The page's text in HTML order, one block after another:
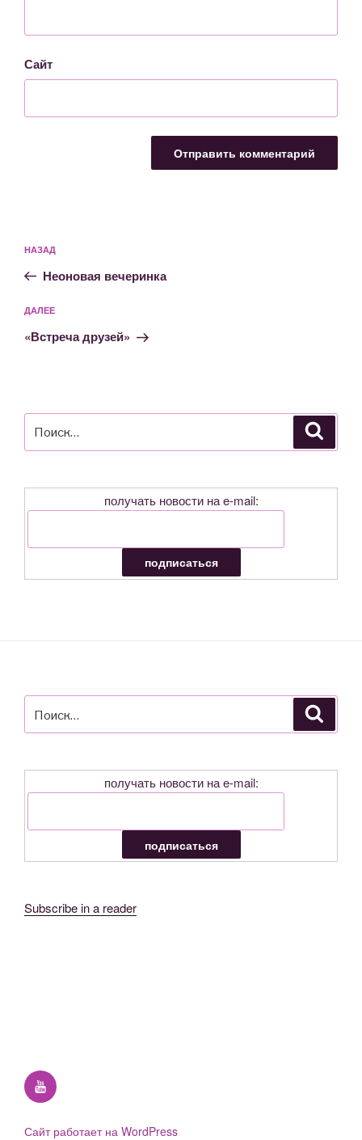
Сайт
по
записям
Предыдущая
запись:
НАЗАД
Неоновая вечеринка
Следующая
запись
ДАЛЕЕ
«Встреча друзей»
получать новости на e-mail:
получать новости на e-mail:
Subscribe in a reader
YouTube
Сайт работает на WordPress